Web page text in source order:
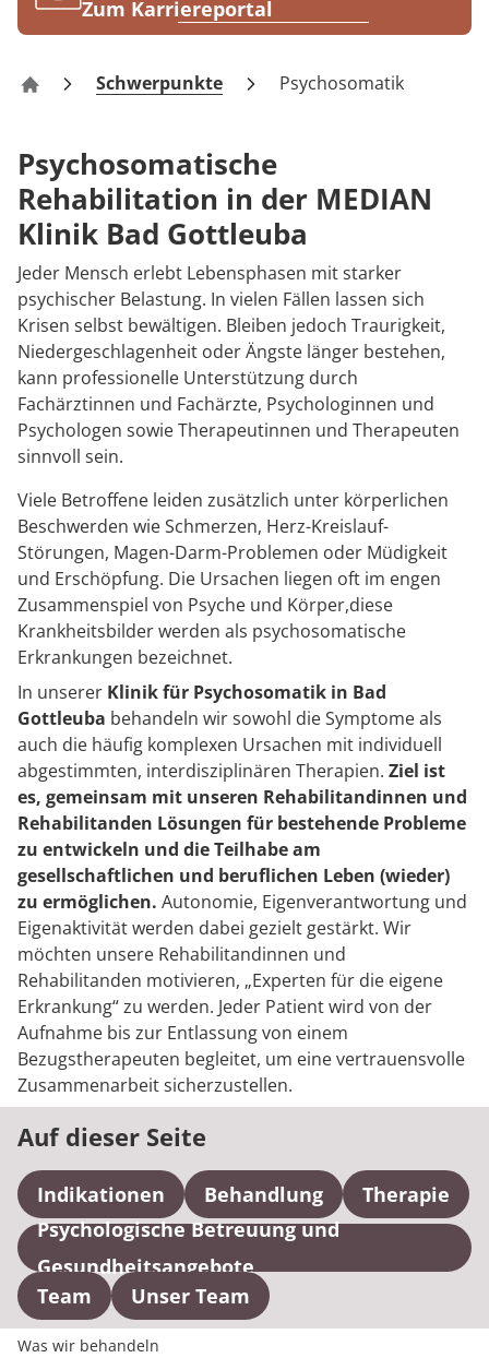
Blog
Karriere
Zum Karriereportal
Klinik Bad Gottleuba
Schwerpunkte Psychosomatik
Psychosomatische
Rehabilitation in der MEDIAN
Klinik Bad Gottleuba
Jeder Mensch erlebt Lebensphasen mit starker
psychischer Belastung. In vielen Fällen lassen sich
Krisen selbst bewältigen. Bleiben jedoch Traurigkeit,
Niedergeschlagenheit oder Ängste länger bestehen,
kann professionelle Unterstützung durch
Fachärztinnen und Fachärzte, Psychologinnen und
Psychologen sowie Therapeutinnen und Therapeuten
sinnvoll sein.
Viele Betroffene leiden zusätzlich unter körperlichen
Beschwerden wie Schmerzen, Herz-Kreislauf-
Störungen, Magen-Darm-Problemen oder Müdigkeit
und Erschöpfung. Die Ursachen liegen oft im engen
Zusammenspiel von Psyche und Körper,diese
Krankheitsbilder werden als psychosomatische
Erkrankungen bezeichnet.
In unserer Klinik für Psychosomatik in Bad
Gottleuba behandeln wir sowohl die Symptome als
auch die häufig komplexen Ursachen mit individuell
abgestimmten, interdisziplinären Therapien. Ziel ist
es, gemeinsam mit unseren Rehabilitandinnen und
Rehabilitanden Lösungen für bestehende Probleme
zu entwickeln und die Teilhabe am
gesellschaftlichen und beruflichen Leben (wieder)
zu ermöglichen. Autonomie, Eigenverantwortung und
Eigenaktivität werden dabei gezielt gestärkt. Wir
möchten unsere Rehabilitandinnen und
Rehabilitanden motivieren, „Experten für die eigene
Erkrankung“ zu werden. Jeder Patient wird von der
Aufnahme bis zur Entlassung von einem
Bezugstherapeuten begleitet, um eine vertrauensvolle
Zusammenarbeit sicherzustellen.
Auf dieser Seite
Indikationen Behandlung
Therapie
Psychologische Betreuung und
Gesundheitsangebote
Team
Unser Team
Was wir behandeln